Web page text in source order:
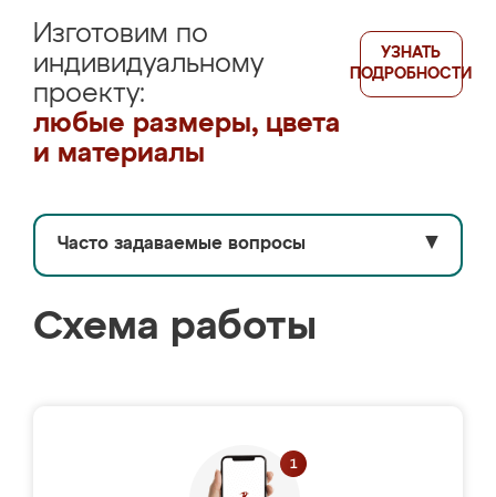
Изготовим по
индивидуальному
проекту:
любые размеры, цвета
и материалы
УЗНАТЬ
ПОДРОБНОСТИ
Часто задаваемые вопросы ▼
Схема работы